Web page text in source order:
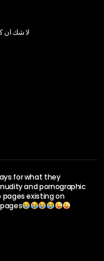
لا شك ان
for what they
and pornographic
existing on